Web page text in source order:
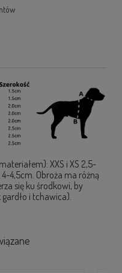
XXS i XS 2,5-
4-4,5cm. Obroża ma różną
się ku środkowi, by
i tchawica).